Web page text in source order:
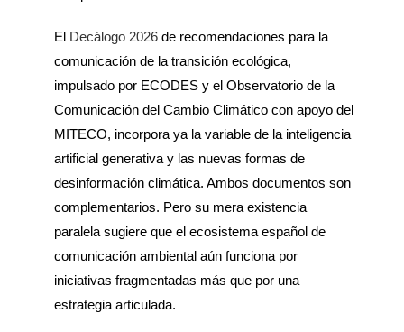
El Decálogo 2026de recomendaciones para la
comunicación de la transición ecológica,
impulsado por ECODES y el Observatorio de la
Comunicación del Cambio Climático con apoyo del
MITECO, incorpora ya la variable de la inteligencia
artificial generativa y las nuevas formas de
desinformación climática. Ambos documentos son
complementarios. Pero su mera existencia
paralela sugiere que el ecosistema español de
comunicación ambiental aún funciona por
iniciativas fragmentadas más que por una
estrategia articulada.